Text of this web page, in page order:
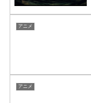
アニメ
アニメ